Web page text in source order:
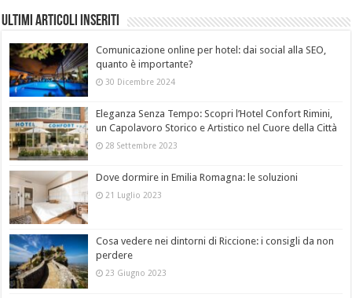
Ultimi Articoli Inseriti
Comunicazione online per hotel: dai social alla SEO,
quanto è importante?
30 Dicembre 2024
Eleganza Senza Tempo: Scopri l’Hotel Confort Rimini,
un Capolavoro Storico e Artistico nel Cuore della Città
28 Settembre 2023
Dove dormire in Emilia Romagna: le soluzioni
21 Luglio 2023
Cosa vedere nei dintorni di Riccione: i consigli da non
perdere
23 Giugno 2023